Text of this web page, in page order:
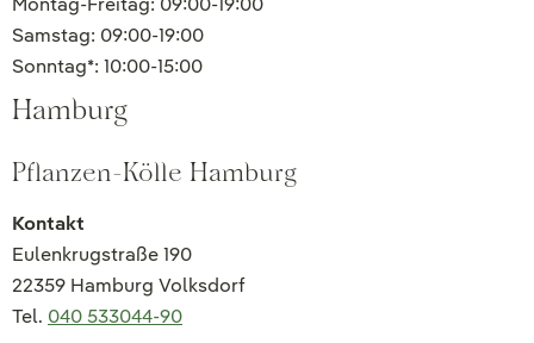
Samstag: 09:00-19:00
Sonntag*: 10:00-15:00
Hamburg
Pflanzen-Kölle Hamburg
Kontakt
Eulenkrugstraße 190
22359 Hamburg Volksdorf
Tel. 040 533044-90